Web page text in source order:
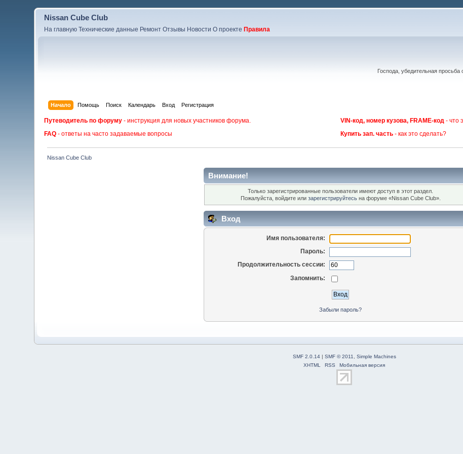
Nissan Cube Club
На главную Технические данные Ремонт Отзывы Новости О проекте Правила
Господа, убедительная
Начало Помощь Поиск Календарь Вход Регистрация
Путеводитель по форуму - инструкция для новых участников форума. VIN-код, номер кузова, FRAME-код - что
FAQ - ответы на часто задаваемые вопросы Купить зап. часть - как это сделать?
Nissan Cube Club
Внимание!
Только зарегистрированные пользователи имеют доступ в этот раздел.
Пожалуйста, войдите или зарегистрируйтесьна форуме «Nissan Cube Club».
Вход
Имя пользователя:
Пароль:
Продолжительность сессии:
Запомнить:
Забыли пароль?
SMF 2.0.14| SMF © 2011
Simple Machines
XHTML
RSS Мобильная версия